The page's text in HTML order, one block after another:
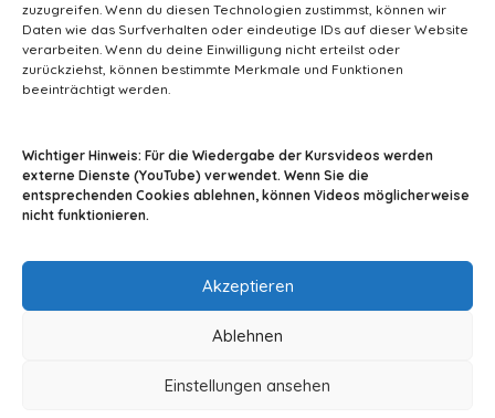
zuzugreifen. Wenn du diesen Technologien zustimmst, können wir
Daten wie das Surfverhalten oder eindeutige IDs auf dieser Website
verarbeiten. Wenn du deine Einwilligung nicht erteilst oder
zurückziehst, können bestimmte Merkmale und Funktionen
beeinträchtigt werden.
Wichtiger Hinweis: Für die Wiedergabe der Kursvideos werden
externe Dienste (YouTube) verwendet. Wenn Sie die
entsprechenden Cookies ablehnen, können Videos möglicherweise
nicht funktionieren.
Akzeptieren
Ablehnen
Einstellungen ansehen
info@tiermedizin-wissen.de
© 2024 By A2Z-Soft